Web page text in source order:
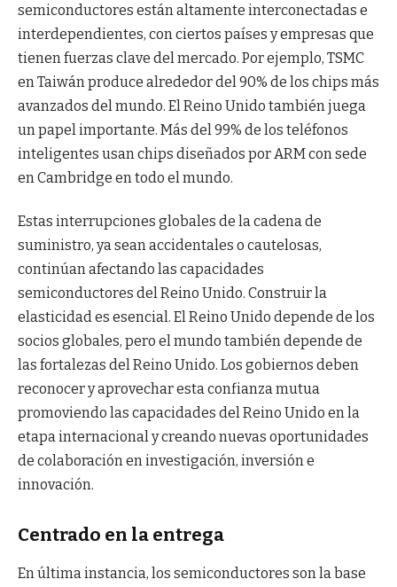
semiconductores están altamente interconectadas e
interdependientes, con ciertos países y empresas que
tienen fuerzas clave del mercado. Por ejemplo, TSMC
en Taiwán produce alrededor del 90% de los chips más
avanzados del mundo. El Reino Unido también juega
un papel importante. Más del 99% de los teléfonos
inteligentes usan chips diseñados por ARM con sede
en Cambridge en todo el mundo.
Estas interrupciones globales de la cadena de
suministro, ya sean accidentales o cautelosas,
continúan afectando las capacidades
semiconductores del Reino Unido. Construir la
elasticidad es esencial. El Reino Unido depende de los
socios globales, pero el mundo también depende de
las fortalezas del Reino Unido. Los gobiernos deben
reconocer y aprovechar esta confianza mutua
promoviendo las capacidades del Reino Unido en la
etapa internacional y creando nuevas oportunidades
de colaboración en investigación, inversión e
innovación.
Centrado en la entrega
En última instancia, los semiconductores son la base